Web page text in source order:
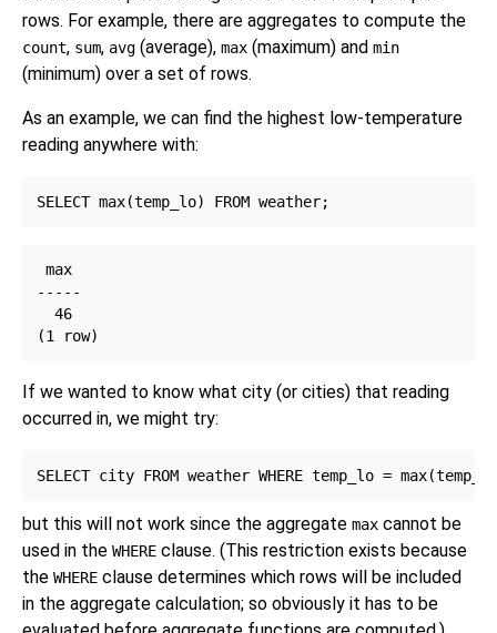
rows. For example, there are aggregates to compute the
count, sum, avg (average), max (maximum) and min
(minimum) over a set of rows.
As an example, we can find the highest low-temperature
reading anywhere with:
max
-----
  46
If we wanted to know what city (or cities) that reading
occurred in, we might try:
SELECT city FROM weather WHERE temp_lo =
but this will not work since the aggregate max cannot be
used in the WHERE clause. (This restriction exists because
the WHERE clause determines which rows will be included
in the aggregate calculation; so obviously it has to be